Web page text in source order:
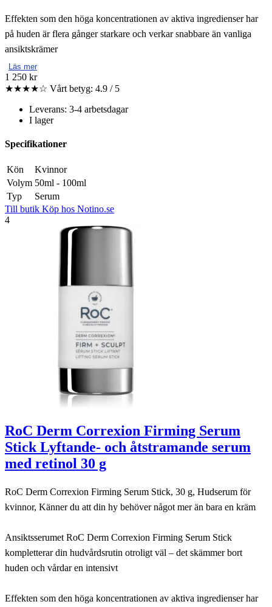
Effekten som den höga koncentrationen av aktiva ingredienser har
på huden är flera gånger starkare och verkar snabbare än vanliga
ansiktskrämer
Läs mer
1 250 kr
★★★★☆ Vårt betyg: 4.9 / 5
Leverans: 3-4 arbetsdagar
I lager
Specifikationer
Kön
Kvinnor
Volym 50ml - 100ml
Typ
Serum
Till butik Köp hos Notino.se
4
RoC Derm Correxion Firming Serum
Stick Lyftande- och åtstramande serum
med retinol 30 g
RoC Derm Correxion Firming Serum Stick, 30 g, Hudserum för
kvinnor, Känner du att din hy behöver något mer än bara en kräm
Ansiktsserumet RoC Derm Correxion Firming Serum Stick
kompletterar din hudvårdsrutin otroligt väl – det skämmer bort
huden och vårdar en intensivt
Effekten som den höga koncentrationen av aktiva ingredienser har